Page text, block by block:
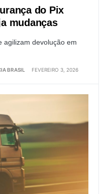
do Pix
mudanças
agilizam devolução em
BRASIL FEVEREIRO 3, 2026